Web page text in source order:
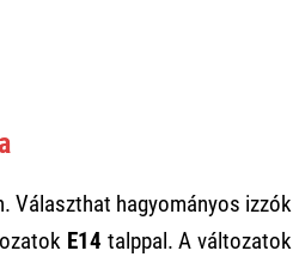
Választhat hagyományos izzók
E14 talppal. A változatok